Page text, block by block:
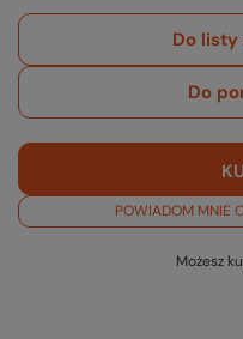
Do listy
Do
POWIADOM MNIE
Możesz